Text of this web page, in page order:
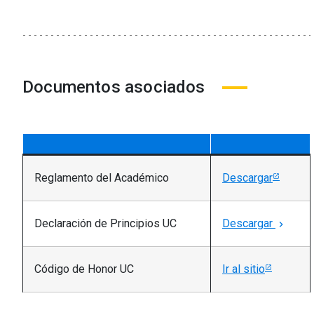
Documentos asociados
Reglamento del Académico Descargar
Declaración de Principios UC Descargar keyboard_arrow_right
Código de Honor UC Ir al sitio